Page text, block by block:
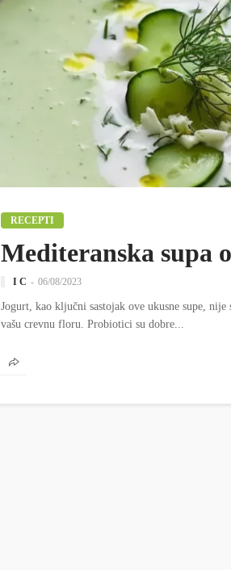
RECEPTI
Mediteranska supa
I C 06/08/2023
Jogurt, kao ključni sastojak ove ukusne supe,
vašu crevnu floru. Probiotici su dobre...